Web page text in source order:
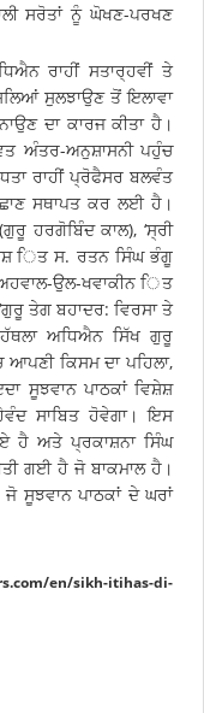
ਸਰੋਤਾਂ ਨੂੰ ਘੋਖਣ-ਪਰਖਣ
ਰਾਹੀਂ ਸਤਾਰ੍ਹਵੀਂ ਤੇ
ਸੁਲਝਾਉਣ ਤੋਂ ਇਲਾਵਾ
ਦਾ ਕਾਰਜ ਕੀਤਾ ਹੈ।
ਅੰਤਰ-ਅਨੁਸ਼ਾਸਨੀ ਪਹੁੰਚ
ਰਾਹੀਂ ਪ੍ਰੋਫੈਸਰ ਬਲਵੰਤ
ਸਥਾਪਤ ਕਰ ਲਈ ਹੈ।
ਹਰਗੋਬਿੰਦ ਕਾਲ), ‘ਸ੍ਰੀ
ਿਤ ਸ. ਰਤਨ ਸਿੰਘ ਭੰਗੂ
ਉਲ-ਖਵਾਕੀਨ ਿਤ
ਤੇਗ ਬਹਾਦਰ: ਵਿਰਸਾ ਤੇ
ਹੱਥਲਾ ਅਧਿਐਨ ਸਿੱਖ ਗੁਰੂ
ਆਪਣੀ ਕਿਸਮ ਦਾ ਪਹਿਲਾ,
ਸੂਝਵਾਨ ਪਾਠਕਾਂ ਵਿਸ਼ੇਸ਼
ਸਾਬਿਤ ਹੋਵੇਗਾ। ਇਸ
ਹੈ ਅਤੇ ਪ੍ਰਕਾਸ਼ਨਾ ਸਿੰਘ
ਗਈ ਹੈ ਜੋ ਬਾਕਮਾਲ ਹੈ।
ਸੂਝਵਾਨ ਪਾਠਕਾਂ ਦੇ ਘਰਾਂ
en/sikh-itihas-di-